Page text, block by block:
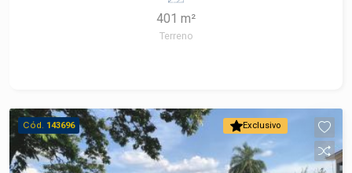
401 m²
Terreno
Exclusivo
Cód. 143696